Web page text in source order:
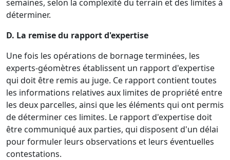
semaines, selon la complexité du terrain et des limites à
déterminer.
D. La remise du rapport d'expertise
Une fois les opérations de bornage terminées, les
experts-géomètres établissent un rapport d'expertise
qui doit être remis au juge. Ce rapport contient toutes
les informations relatives aux limites de propriété entre
les deux parcelles, ainsi que les éléments qui ont permis
de déterminer ces limites. Le rapport d'expertise doit
être communiqué aux parties, qui disposent d'un délai
pour formuler leurs observations et leurs éventuelles
contestations.